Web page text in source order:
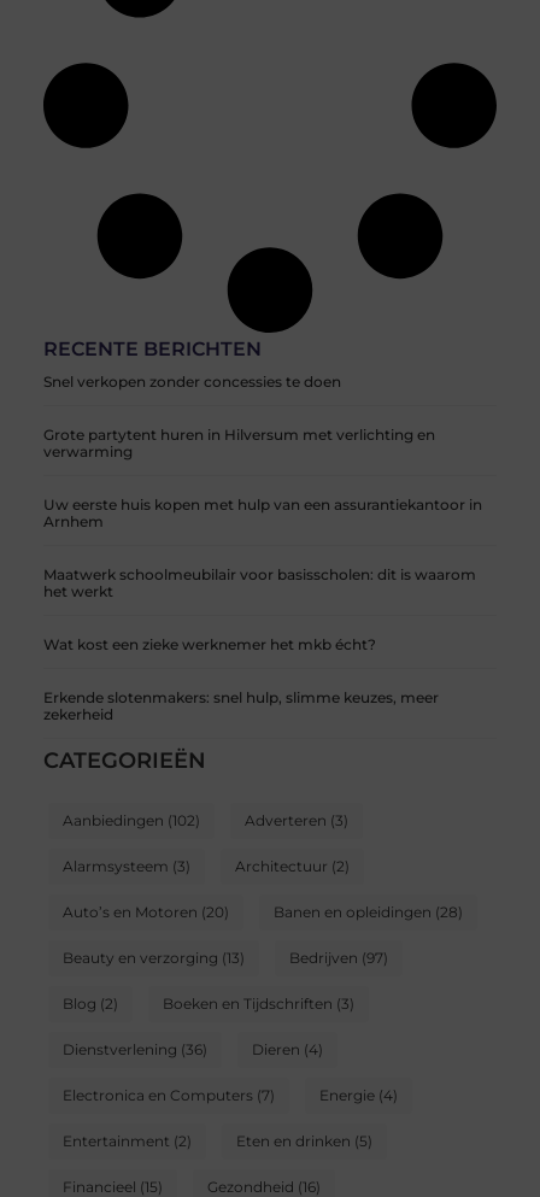
RECENTE BERICHTEN
Snel verkopen zonder concessies te doen
Grote partytent huren in Hilversum met verlichting en
verwarming
Uw eerste huis kopen met hulp van een assurantiekantoor in
Arnhem
Maatwerk schoolmeubilair voor basisscholen: dit is waarom
het werkt
Wat kost een zieke werknemer het mkb écht?
Erkende slotenmakers: snel hulp, slimme keuzes, meer
zekerheid
CATEGORIEËN
Aanbiedingen (102) Adverteren (3)
Alarmsysteem (3) Architectuur (2)
Auto’s en Motoren (20) Banen en opleidingen (28)
Beauty en verzorging (13) Bedrijven (97)
Blog (2) Boeken en Tijdschriften (3)
Dienstverlening (36) Dieren (4)
Electronica en Computers(7) Energie(4)
Entertainment (2) Eten en drinken (5)
Financieel (15) Gezondheid (16)